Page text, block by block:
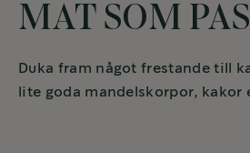
MAT SOM
Duka fram något frestande till
lite goda mandelskorpor, kakor